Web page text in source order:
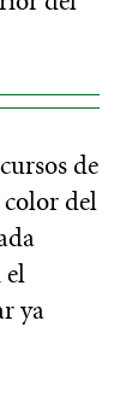
de
color del
el
ya